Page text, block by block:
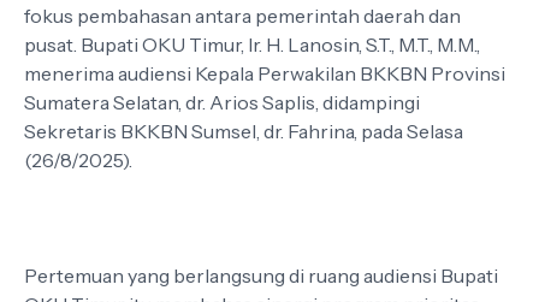
fokus pembahasan antara pemerintah daerah dan
pusat. Bupati OKU Timur, Ir. H. Lanosin, S.T., M.T., M.M.,
menerima audiensi Kepala Perwakilan BKKBN Provinsi
Sumatera Selatan, dr. Arios Saplis, didampingi
Sekretaris BKKBN Sumsel, dr. Fahrina, pada Selasa
(26/8/2025).
Pertemuan yang berlangsung di ruang audiensi Bupati